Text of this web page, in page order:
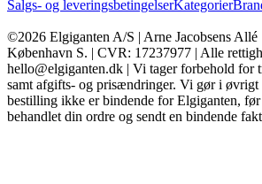
Salgs- og leveringsbetingelserKategorier
©2026 Elgiganten A/S | Arne Jacobsens Allé
København S. | CVR: 17237977 | Alle
hello@elgiganten.dk | Vi tager forbehold for
samt afgifts- og prisændringer. Vi gør i
bestilling ikke er bindende for Elgiganten,
behandlet din ordre og sendt en bindende